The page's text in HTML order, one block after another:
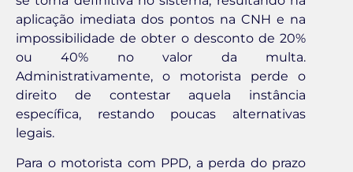
aplicação imediata dos pontos na CNH e na
impossibilidade de obter o desconto de 20%
ou 40% no valor da multa.
Administrativamente, o motorista perde o
direito de contestar aquela instância
específica, restando poucas alternativas
legais.
Para o motorista com PPD, a perda do prazo